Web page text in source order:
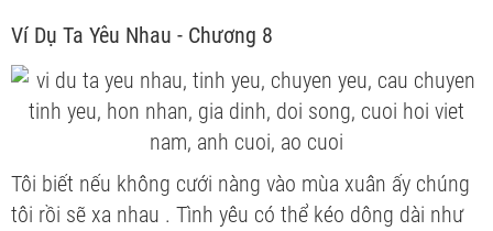
Ví Dụ Ta Yêu Nhau - Chương 8
Tôi biết nếu không cưới nàng vào mùa xuân ấy chúng
tôi rồi sẽ xa nhau . Tình yêu có thể kéo dông dài như